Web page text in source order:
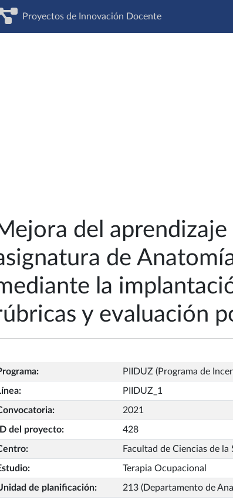
Proyectos de Innovación Docente
del
de
la
y evaluación
: PIIDUZ (Programa de
: PIIDUZ_1
: 2021
ID del proyecto: 428
: Facultad de Ciencias de la
: Terapia Ocupacional
de planificación: 213 (Departamento de